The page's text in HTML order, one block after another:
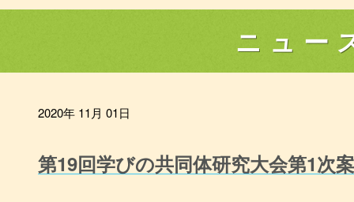
ニュー
2020年 11月 01日
第19回学びの共同体研究大会第1次